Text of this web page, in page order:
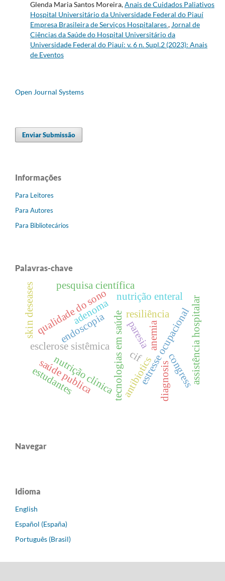
Glenda Maria Santos Moreira,Anais de Cuidados Paliativos
Hospital Universitário da Universidade Federal do Piauí
Empresa Brasileira de Serviços Hospitalares,Jornal de
Ciências da Saúde do Hospital Universitário da
Universidade Federal do Piauí: v. 6 n. Supl.2 (2023): Anais
de Eventos
Open Journal Systems
Enviar Submissão
Informações
Para Leitores
Para Autores
Para Bibliotecários
Palavras-chave
adenomatecnologias em saúde
esclerose sistêmica
resiliência
estresse ocupacional
nutrição clínica
saúde publica
paresia
antibiotics
qualidade do sono
cif assistência hospitalar
pesquisa científica
anemia
nutrição enteral
endoscopia
estudantes diagnosis
skin deseases
congress
Navegar
Idioma
English
Español (España)
Português (Brasil)